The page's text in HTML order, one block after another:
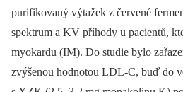
purifikovaný výtažek z červené
spektrum a KV příhody u pacientů,
myokardu (IM). Do studie bylo
zvýšenou hodnotou LDL-C, buď do